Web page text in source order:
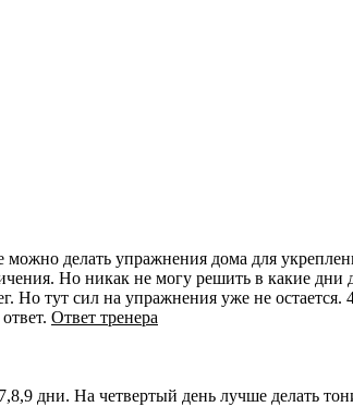
делать упражнения дома для
Но никак не могу решить в какие
Но тут сил на упражнения уже не
Ответ тренера
дни. На четвертый день лучше делать